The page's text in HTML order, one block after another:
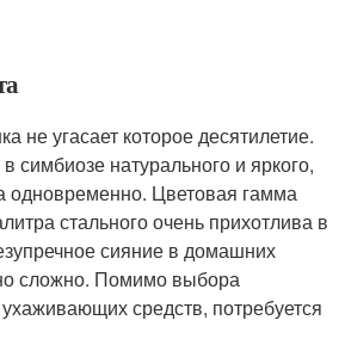
не угасает которое десятилетие.
симбиозе натурального и яркого,
одновременно. Цветовая гамма
стального очень прихотлива в
сияние в домашних
сложно. Помимо выбора
средств, потребуется